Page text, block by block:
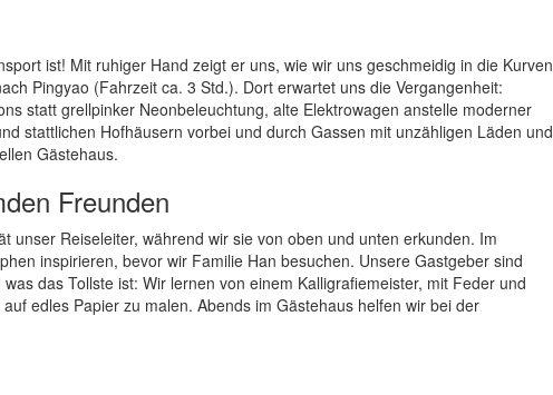
ist! Mit ruhiger Hand zeigt er uns, wie wir uns geschmeidig in die Kurven
Pingyao (Fahrzeit ca. 3 Std.). Dort erwartet uns die Vergangenheit:
statt grellpinker Neonbeleuchtung, alte Elektrowagen anstelle moderner
stattlichen Hofhäusern vorbei und durch Gassen mit unzähligen Läden und
Gästehaus.
Freunden
unser Reiseleiter, während wir sie von oben und unten erkunden. Im
inspirieren, bevor wir Familie Han besuchen. Unsere Gastgeber sind
das Tollste ist: Wir lernen von einem Kalligrafiemeister, mit Feder und
edles Papier zu malen. Abends im Gästehaus helfen wir bei der